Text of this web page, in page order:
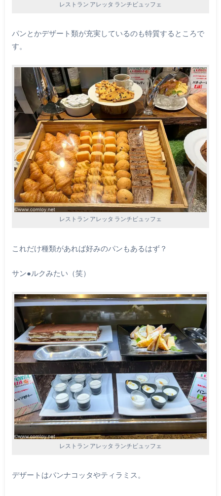
レストラン アレッタ ランチビュッフェ
パンとかデザート類が充実しているのも特質するところで
す。
レストラン アレッタ ランチビュッフェ
これだけ種類があれば好みのパンもあるはず？
サン●ルクみたい（笑）
レストラン アレッタ ランチビュッフェ
デザートはパンナコッタやティラミス。